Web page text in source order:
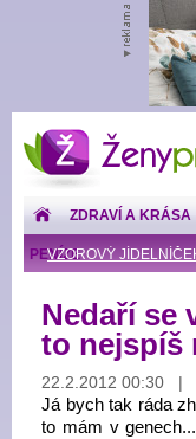
ZDRAVÍ A KRÁSA
VZOROVÝ
PENÍZE
Nedaří se
to nejspíš
22.2.2012 00:30 |
Já bych tak ráda
to mám v